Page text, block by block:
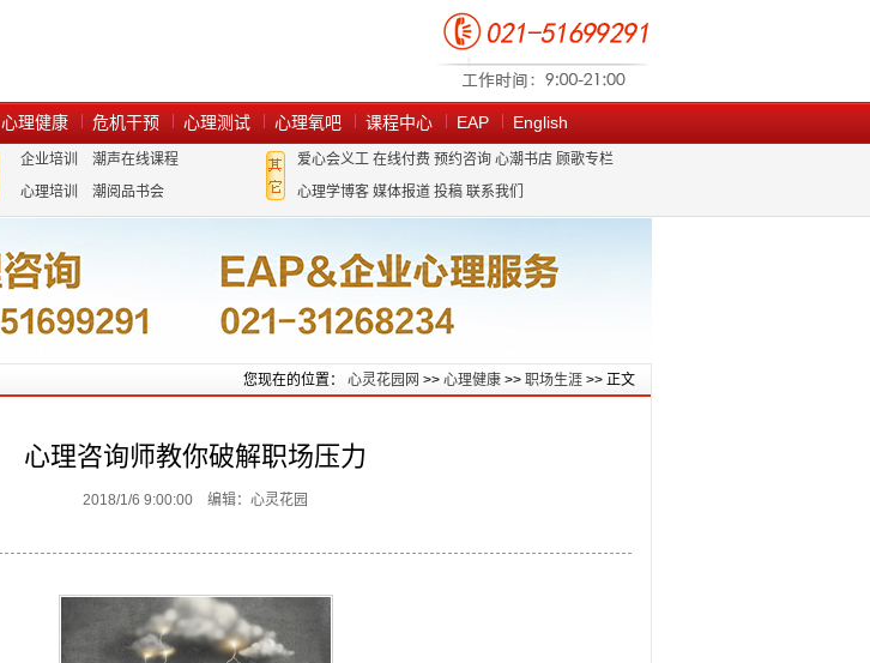
心理健康 危机干预 心理测试 心理氧吧 课程中心 EAP English
企业培训
潮声在线课程
心理培训
潮阅品书会
爱心会义工 在线付费 预约咨询 心潮书店 顾歌专栏
心理学博客 媒体报道 投稿 联系我们
您现在的位置： 心灵花园网 >> 心理健康 >> 职场生涯 >> 正文
心理咨询师教你破解职场压力
2018/1/6 9:00:00 编辑：心灵花园